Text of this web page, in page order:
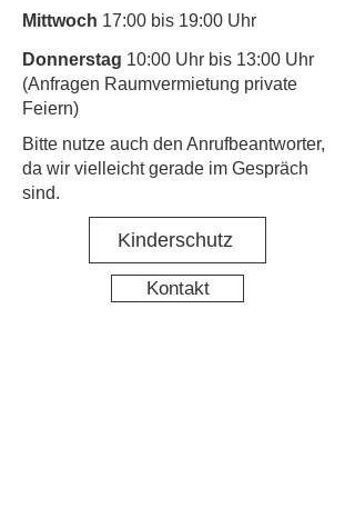
Mittwoch 17:00 bis 19:00 Uhr
Donnerstag 10:00 Uhr bis 13:00 Uhr
(Anfragen Raumvermietung private
Feiern)
​Bitte nutze auch den Anrufbeantworter,
da wir vielleicht gerade im Gespräch
sind.
Kinderschutz
Kontakt